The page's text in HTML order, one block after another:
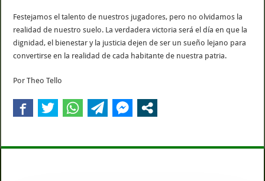
Festejamos el talento de nuestros jugadores, pero no olvidamos la
realidad de nuestro suelo. La verdadera victoria será el día en que la
dignidad, el bienestar y la justicia dejen de ser un sueño lejano para
convertirse en la realidad de cada habitante de nuestra patria.
Por Theo Tello